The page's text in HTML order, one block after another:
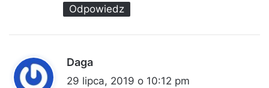
Odpowiedz
Daga
i
29 lipca, 2019 o 10:12 pm